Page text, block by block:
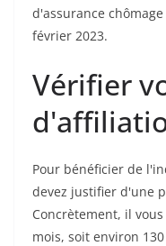
d'assurance
février 2023.
Vérifier
Pour bénéficier de
devez justifier d'une
Concrètement, il
mois, soit environ